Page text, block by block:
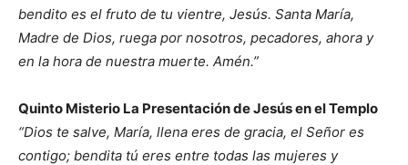
bendito es el fruto de tu vientre, Jesús. Santa María,
Madre de Dios, ruega por nosotros, pecadores, ahora y
en la hora de nuestra muerte. Amén.”
Quinto Misterio La Presentación de Jesús en el Templo
“Dios te salve, María, llena eres de gracia, el Señor es
contigo; bendita tú eres entre todas las mujeres y